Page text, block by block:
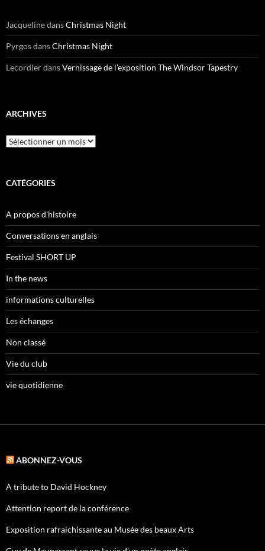
JacquelinedansChristmas Night
PyrgosdansChristmas Night
LecordierdansVernissage de l’exposition The Windsor Tapestry
ARCHIVES
Archives
CATÉGORIES
A propos d'histoire
Conversations en anglais
Festival SHORT UP
In the news
informations culturelles
Les échanges
Non classé
Vie du club
vie quotidienne
ABONNEZ-VOUS
A tribute to David Hockney
Attention report de la conférence
Exposition rafraichissante au Musée des beaux Arts